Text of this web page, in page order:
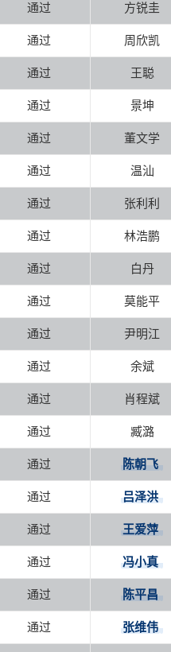
通过 方锐圭
通过 周欣凯
通过 王聪
通过 景坤
通过 董文学
通过 温汕
通过 张利利
通过 林浩鹏
通过 白丹
通过 莫能平
通过 尹明江
通过 余斌
通过 肖程斌
通过 臧潞
通过 陈朝飞
通过 吕泽洪
通过 王爱萍
通过 冯小真
通过 陈平昌
通过 张维伟